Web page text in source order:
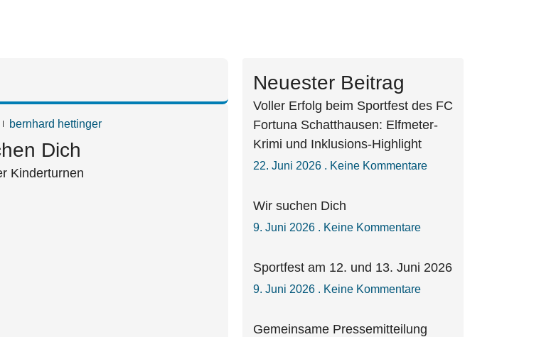
bernhard hettinger
Dich
Kinderturnen
Neuester Beitrag
Voller Erfolg beim Sportfest des FC
Fortuna Schatthausen: Elfmeter-
Krimi und Inklusions-Highlight
22. Juni 2026 Keine Kommentare
Wir suchen Dich
9. Juni 2026 Keine Kommentare
Sportfest am 12. und 13. Juni 2026
9. Juni 2026 Keine Kommentare
Gemeinsame Pressemitteilung